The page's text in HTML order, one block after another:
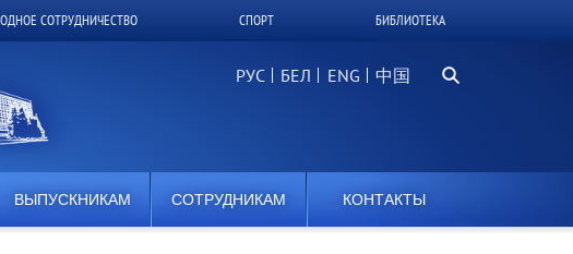
СОТРУДНИЧЕСТВО СПОРТ БИБЛИОТЕКА
РУС БЕЛ 中国 Поиск...
ВЫПУСКНИКАМ СОТРУДНИКАМ КОНТАКТЫ